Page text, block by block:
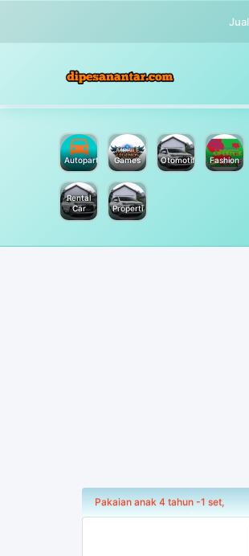
Autoparts Games Otomotif Fashion
Rental
Car
Properti
Pakaian anak 4 tahun -1 set,